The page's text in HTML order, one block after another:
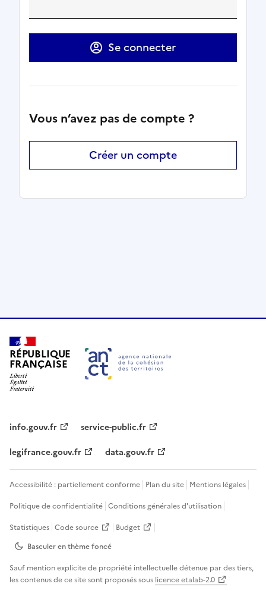
Se connecter
Vous n’avez pas de compte ?
Créer un compte
RÉPUBLIQUE
FRANÇAISE
info.gouv.fr
service-public.fr
legifrance.gouv.fr
data.gouv.fr
Accessibilité : partiellement conforme Plan du site Mentions légales
Politique de confidentialité Conditions générales d'utilisation
Statistiques Code source
Budget
Basculer en thèmefoncé
Sauf mention explicite de propriété intellectuelle détenue par des tiers,
les contenus de ce site sont proposés sous licence etalab-2.0